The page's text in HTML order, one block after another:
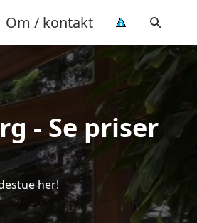
Om / kontakt
- Se priser
her!